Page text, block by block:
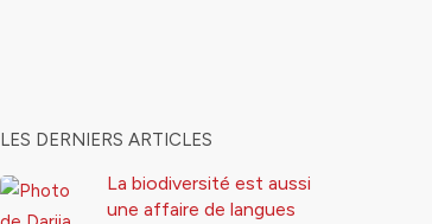
LES DERNIERS ARTICLES
La biodiversité est aussi
une affaire de langues